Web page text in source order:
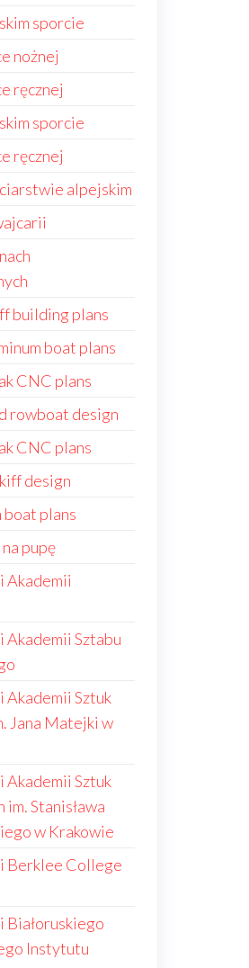
sporcie
nożnej
ręcznej
sporcie
ręcznej
alpejskim
building plans
boat plans
CNC plans
rowboat design
CNC plans
design
boat plans
pupę
Akademii
Akademii Sztabu
Akademii Sztuk
Jana Matejki w
Akademii Sztuk
Stanisława
w Krakowie
Berklee College
Białoruskiego
Instytutu